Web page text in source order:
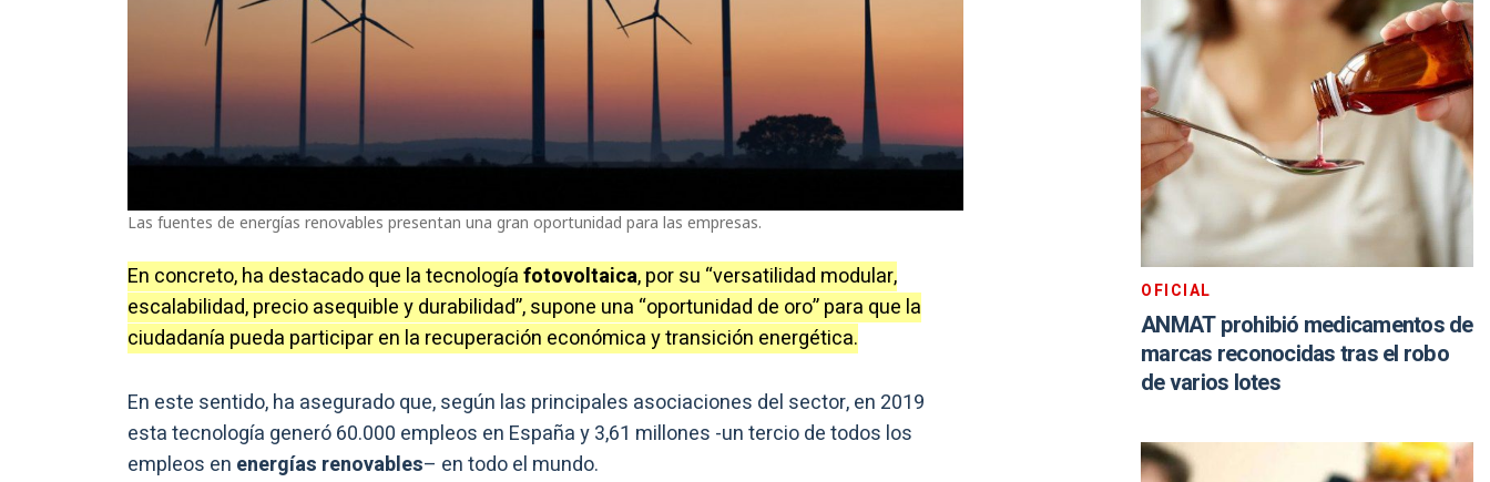
Las fuentes de energías renovables presentan una gran oportunidad para las empresas.
En concreto, ha destacado que la tecnologíafotovoltaica, por su “versatilidad modular,
escalabilidad, precio asequible y durabilidad”, supone una “oportunidad de oro” para que la
ciudadanía pueda participar en la recuperación económica y transición energética.
En este sentido, ha asegurado que, según las principales asociaciones del sector, en 2019
esta tecnología generó 60.000 empleos en España y 3,61 millones -un tercio de todos los
empleos en energías renovables– en todo el mundo.
OFICIAL
ANMAT prohibió medicamentos de
marcas reconocidas tras el robo
de varios lotes